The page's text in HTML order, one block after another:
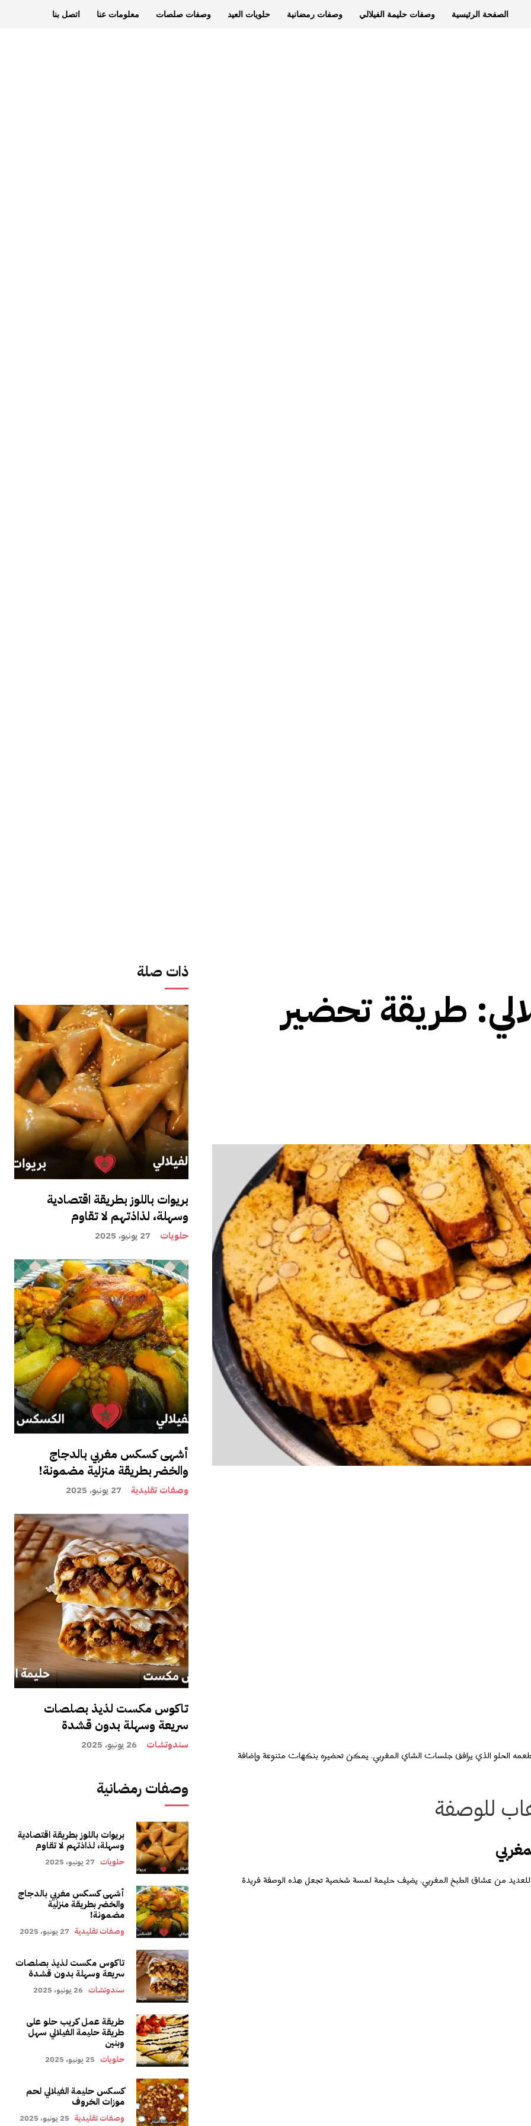
الصفحة الرئيسية وصفات حليمة الفيلالي وصفات رمضانية حلويات العيد وصفات صلصات معلومات عنا اتصل بنا
ذات صلة
بريوات باللوز بطريقة اقتصادية
وسهلة، لذاذتهم لا تقاوم
حلويات 27 يونيو، 2025
أشهى كسكس مغربي بالدجاج
والخضر بطريقة منزلية مضمونة!
وصفات تقليدية 27 يونيو، 2025
تاكوس مكست لذيذ بصلصات
سريعة وسهلة بدون قشدة
سندوتشات 26 يونيو، 2025
وصفات رمضانية
بريوات باللوز بطريقة اقتصادية
وسهلة، لذاذتهم لا تقاوم
حلويات 27 يونيو، 2025
أشهى كسكس مغربي بالدجاج
والخضر بطريقة منزلية
مضمونة!
وصفات تقليدية 27 يونيو، 2025
تاكوس مكست لذيذ بصلصات
سريعة وسهلة بدون قشدة
سندوتشات 26 يونيو، 2025
طريقة عمل كريب حلو على
طريقة حليمة الفيلالي سهل
وبنين
حلويات 25 يونيو، 2025
كسكس حليمة الفيلالي لحم
موزات الخروف
وصفات تقليدية 25 يونيو، 2025
طريقة تحضير
الحلو الذي يرافق جلسات الشاي المغربي. يمكن تحضيره بنكهات متنوعة وإضافة
للوصفة
للعديد من عشاق الطبخ المغربي. يضيف حليمة لمسة شخصية تجعل هذه الوصفة فريدة